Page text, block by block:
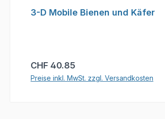
3-D Mobile Bienen und Käfer
Regulärer Preis:
CHF 40.85
Preise inkl. MwSt. zzgl. Versandkosten